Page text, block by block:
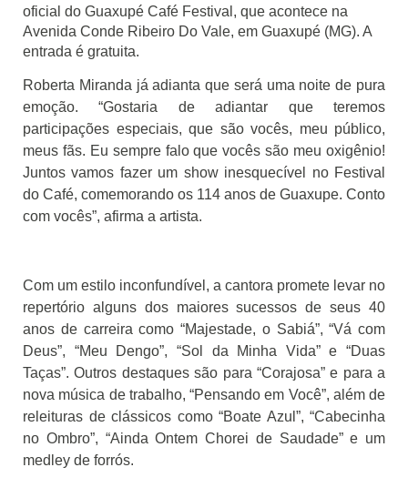
oficial do Guaxupé Café Festival, que acontece na
Avenida Conde Ribeiro Do Vale, em Guaxupé (MG). A
entrada é gratuita.
Roberta Miranda já adianta que será uma noite de pura
emoção. “Gostaria de adiantar que teremos
participações especiais, que são vocês, meu público,
meus fãs. Eu sempre falo que vocês são meu oxigênio!
Juntos vamos fazer um show inesquecível no Festival
do Café, comemorando os 114 anos de Guaxupe. Conto
com vocês”, afirma a artista.
Com um estilo inconfundível, a cantora promete levar no
repertório alguns dos maiores sucessos de seus 40
anos de carreira como “Majestade, o Sabiá”, “Vá com
Deus”, “Meu Dengo”, “Sol da Minha Vida” e “Duas
Taças”. Outros destaques são para “Corajosa” e para a
nova música de trabalho, “Pensando em Você”, além de
releituras de clássicos como “Boate Azul”, “Cabecinha
no Ombro”, “Ainda Ontem Chorei de Saudade” e um
medley de forrós.